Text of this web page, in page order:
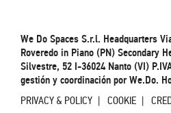
We Do Spaces S.r.l. Headquarters
Roveredo in Piano (PN) Secondary
Silvestre, 52 I-36024 Nanto (VI)
gestión y coordinación por We.Do.
PRIVACY & POLICY COOKIE